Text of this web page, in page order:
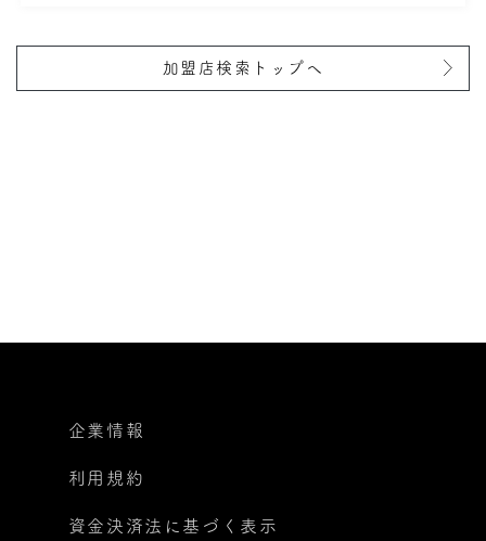
加盟店検索トップへ
企業情報
利用規約
資金決済法に基づく表示